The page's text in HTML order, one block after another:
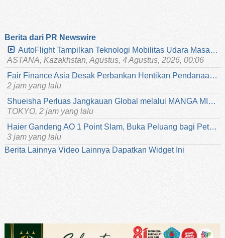
Berita dari PR Newswire
AutoFlight Tampilkan Teknologi Mobilitas Udara Masa Depan di Games of the Future 2026 Kazakhstan
ASTANA, Kazakhstan, Agustus, 4 Agustus, 2026, 00:06
Fair Finance Asia Desak Perbankan Hentikan Pendanaan untuk Sektor Batu Bara di ASEAN
2 jam yang lalu
Shueisha Perluas Jangkauan Global melalui MANGA MILLION, Platform Manga yang Tersedia dalam 100 Bahasa
TOKYO, 2 jam yang lalu
Haier Gandeng AO 1 Point Slam, Buka Peluang bagi Petenis Komunitas Tampil di Ajang Grand Slam
3 jam yang lalu
Berita Lainnya Video Lainnya Dapatkan Widget Ini